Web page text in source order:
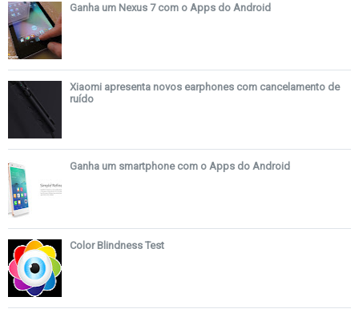
Ganha um Nexus 7 com o Apps do Android
Xiaomi apresenta novos earphones com cancelamento de
ruído
Ganha um smartphone com o Apps do Android
Color Blindness Test